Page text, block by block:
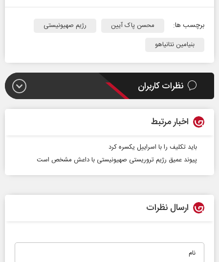
برچسب ها: محسن پاک آیین
رژیم صهیونیستی
بنیامین نتانیاهو
نظرات کاربران
اخبار مرتبط
باید تکلیف را با اسراییل یکسره کرد
پیوند عمیق رژیم تروریستی صهیونیستی با داعش مشخص است
ارسال نظرات